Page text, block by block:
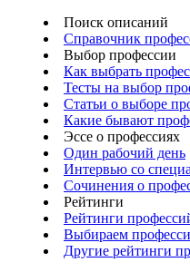
Поиск описаний
Справочник
Выбор профессии
Как выбрать
Тесты на выбор
Статьи о выборе
Какие бывают
Эссе о профессиях
Один рабочий день
Интервью со
Сочинения о
Рейтинги
Рейтинги
Выбираем
Другие рейтинги